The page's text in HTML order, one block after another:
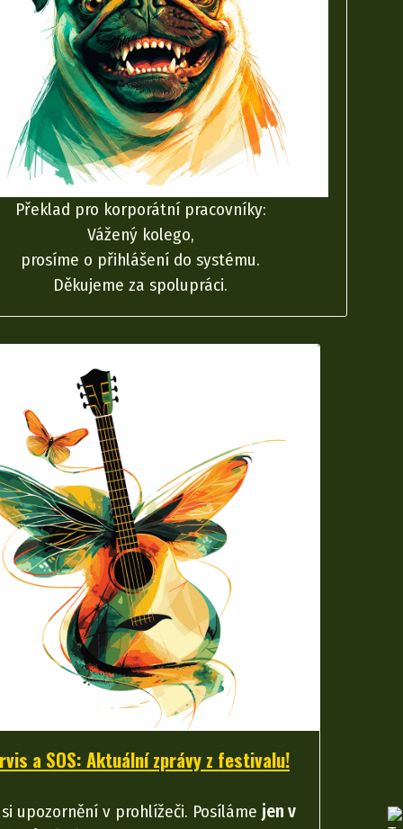
Překlad pro korporátní pracovníky:
Vážený kolego,
prosíme o přihlášení do systému.
Děkujeme za spolupráci.
a SOS: Aktuální zprávy z festivalu!
upozornění v prohlížeči. Posíláme jen v